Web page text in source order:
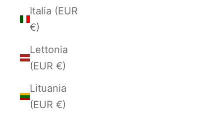
Italia (EUR
€)
Lettonia
(EUR €)
Lituania
(EUR €)